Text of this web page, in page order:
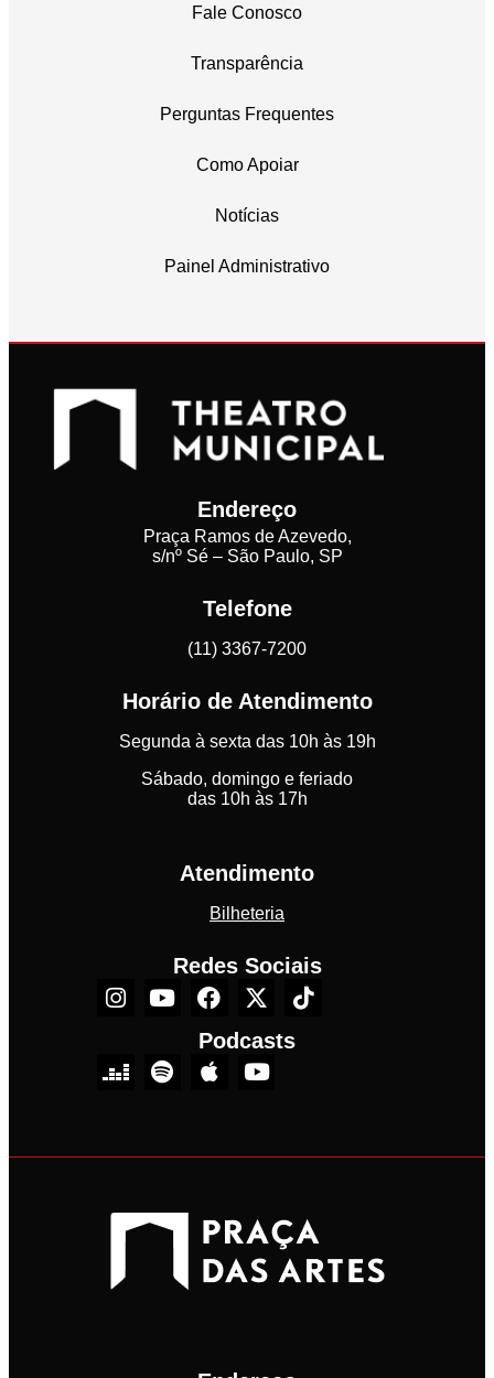
Fale Conosco
Transparência
Perguntas Frequentes
Como Apoiar
Notícias
Painel Administrativo
Endereço
Praça Ramos de Azevedo,
s/nº Sé – São Paulo, SP
Telefone
(11) 3367-7200
Horário de Atendimento
Segunda à sexta das 10h às 19h
Sábado, domingo e feriado
das 10h às 17h
Atendimento
Bilheteria
Redes Sociais
Podcasts